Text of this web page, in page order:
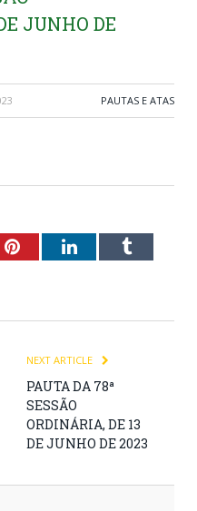
JUNHO DE
PAUTAS E ATAS
PinterestLinkedInTumblr
NEXT ARTICLE
PAUTA DA 78ª
SESSÃO
ORDINÁRIA, DE 13
DE JUNHO DE 2023